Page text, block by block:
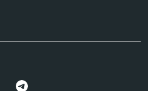
WhatsApp